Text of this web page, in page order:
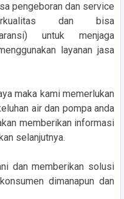
pengeboran dan service
dan bisa
untuk menjaga
layanan jasa
maka kami memerlukan
air dan pompa anda
memberikan informasi
selanjutnya.
dan memberikan solusi
dimanapun dan